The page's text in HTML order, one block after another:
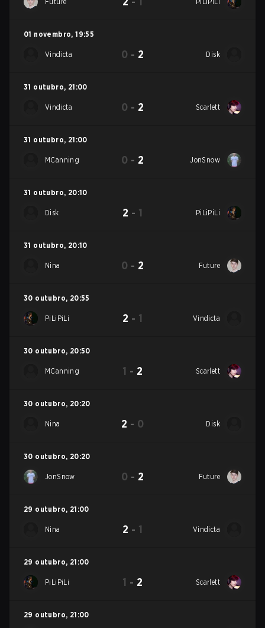
01 novembro, 19:55
Vindicta 0 - 2 Disk
31 outubro, 21:00
Vindicta 0 - 2 Scarlett
31 outubro, 21:00
MCanning 0 - 2 JonSnow
31 outubro, 20:10
Disk 2 - 1 PiLiPiLi
31 outubro, 20:10
Nina 0 - 2 Future
30 outubro, 20:55
PiLiPiLi 2 - 1 Vindicta
30 outubro, 20:50
MCanning 1 - 2 Scarlett
30 outubro, 20:20
Nina 2 - 0 Disk
30 outubro, 20:20
JonSnow 0 - 2 Future
29 outubro, 21:00
Nina 2 - 1 Vindicta
29 outubro, 21:00
PiLiPiLi 1 - 2 Scarlett
29 outubro, 21:00